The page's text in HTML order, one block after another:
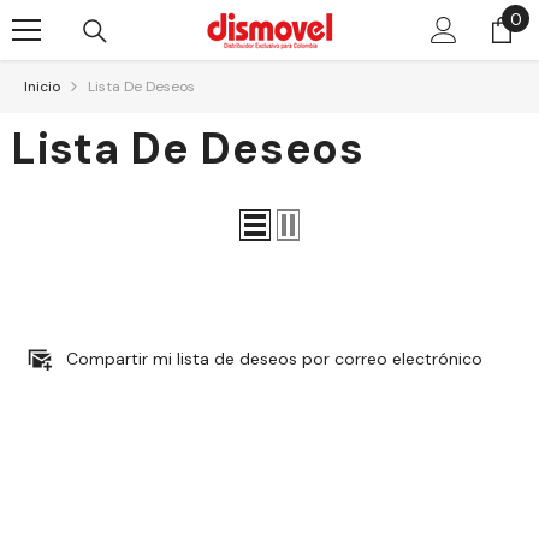
Skip To Content 00
Inicio Lista De Deseos
Lista De Deseos
Compartir mi lista de deseos por correo electrónico